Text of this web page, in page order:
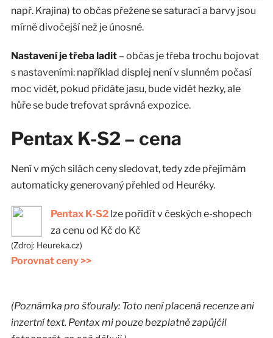
např. Krajina) to občas přežene se saturací a barvy jsou
mírně divočejší než je únosné.
Nastavení je třeba ladit– občas je třeba trochu bojovat
s nastaveními: například displej není v slunném počasí
moc vidět, pokud přidáte jasu, bude vidět hezky, ale
hůře se bude trefovat správná expozice.
Pentax K-S2 – cena
Není v mých silách ceny sledovat, tedy zde přejímám
automaticky generovaný přehled od Heuréky.
Pentax K-S2lze pořídít včeských e-shopech
za cenu od Kč do Kč
(Zdroj: Heureka.cz)
Porovnat ceny >>
(Poznámka pro šťouraly: Toto není placená recenze ani
inzertní text. Pentax mi pouze bezplatně zapůjčil